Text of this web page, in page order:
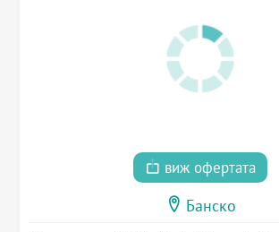
виж офертата
Банско